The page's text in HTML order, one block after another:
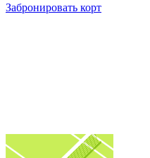
Забронировать корт